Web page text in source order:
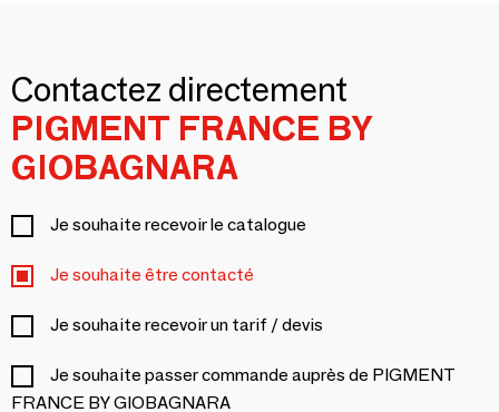
Contactez directement
PIGMENT FRANCE BY
GIOBAGNARA
Je souhaite recevoir le catalogue
Je souhaite être contacté
Je souhaite recevoir un tarif / devis
Je souhaite passer commande auprès de PIGMENT
FRANCE BY GIOBAGNARA